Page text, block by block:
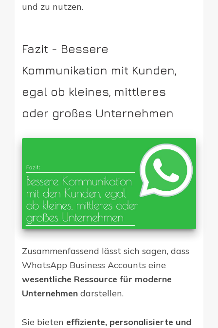
und zu nutzen.
Fazit - Bessere
Kommunikation mit Kunden,
egal ob kleines, mittleres
oder großes Unternehmen
Zusammenfassend lässt sich sagen, dass
WhatsApp Business Accounts eine
wesentliche Ressource für moderne
Unternehmen darstellen.
Sie bieten effiziente, personalisierte und